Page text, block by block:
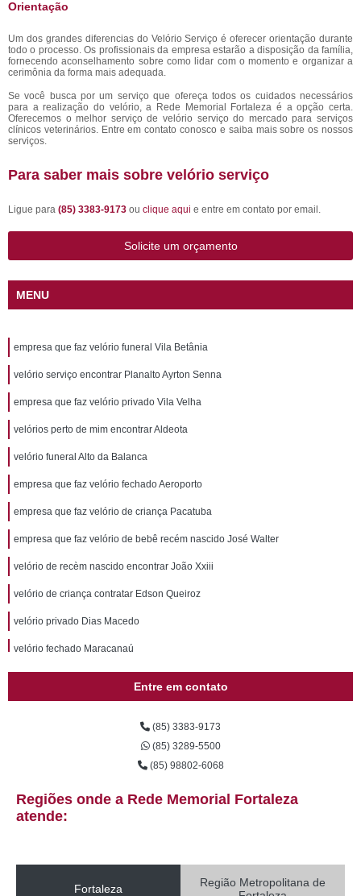
Orientação
Um dos grandes diferencias do Velório Serviço é oferecer orientação durante
todo o processo. Os profissionais da empresa estarão a disposição da família,
fornecendo aconselhamento sobre como lidar com o momento e organizar a
cerimônia da forma mais adequada.
Se você busca por um serviço que ofereça todos os cuidados necessários
para a realização do velório, a Rede Memorial Fortaleza é a opção certa.
Oferecemos o melhor serviço de velório serviço do mercado para serviços
clínicos veterinários. Entre em contato conosco e saiba mais sobre os nossos
serviços.
Para saber mais sobre velório serviço
Ligue para (85) 3383-9173 ou clique aqui e entre em contato por email.
Solicite um orçamento
MENU
empresa que faz velório funeral Vila Betânia
velório serviço encontrar Planalto Ayrton Senna
empresa que faz velório privado Vila Velha
velórios perto de mim encontrar Aldeota
velório funeral Alto da Balanca
empresa que faz velório fechado Aeroporto
empresa que faz velório de criança Pacatuba
empresa que faz velório de bebê recém nascido José Walter
velório de recèm nascido encontrar João Xxiii
velório de criança contratar Edson Queiroz
velório privado Dias Macedo
velório fechado Maracanaú
empresa que faz velório em funeral Centro
velórios perto de mim encontrar Guajeru
empresa de velório de recèm nascido Pici
velório de criança Boa Vista
empresa de velório serviço Vila Peri
Entre em contato
(85) 3383-9173
(85) 3289-5500
(85) 98802-6068
Regiões onde a Rede Memorial Fortaleza
atende:
Fortaleza
Região Metropolitana de